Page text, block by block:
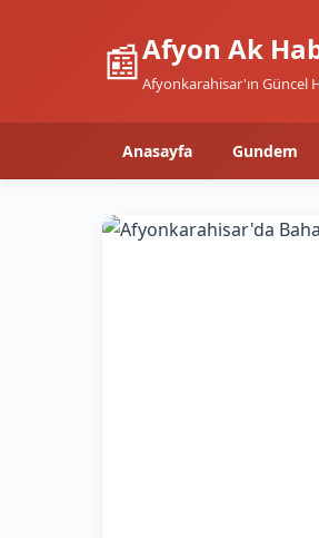
📰Afyon Ak
Afyonkarahisar'ın Güncel
Anasayfa Gundem